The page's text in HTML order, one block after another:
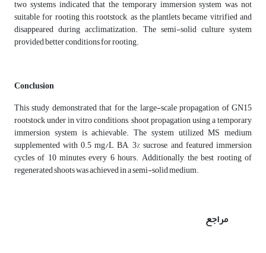
two systems indicated that the temporary immersion system was not
suitable for rooting this rootstock, as the plantlets became vitrified and
disappeared during acclimatization. The semi-solid culture system
provided better conditions for rooting.
Conclusion
This study demonstrated that for the large-scale propagation of GN15
rootstock under in vitro conditions, shoot propagation using a temporary
immersion system is achievable. The system utilized MS medium
supplemented with 0.5 mg/L BA, 3% sucrose, and featured immersion
cycles of 10 minutes every 6 hours. Additionally, the best rooting of
regenerated shoots was achieved in a semi-solid medium.
مراجع